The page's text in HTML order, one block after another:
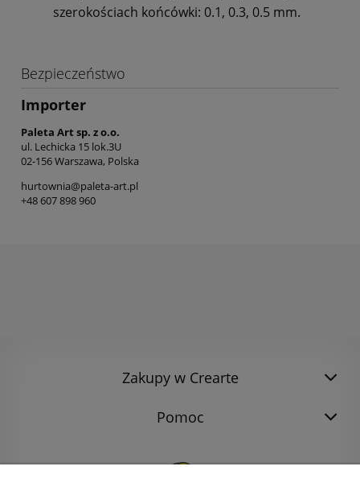
szerokościach końcówki: 0.1, 0.3, 0.5 mm.
Bezpieczeństwo
Importer
Paleta Art sp. z o.o.
ul. Lechicka 15 lok.3U
02-156 Warszawa, Polska
hurtownia@paleta-art.pl
+48 607 898 960
Zakupy w Crearte
Pomoc